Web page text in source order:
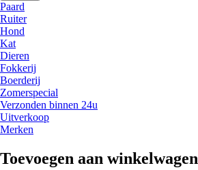
Paard
Ruiter
Hond
Kat
Dieren
Fokkerij
Boerderij
Zomerspecial
Verzonden binnen 24u
Uitverkoop
Merken
Toevoegen aan